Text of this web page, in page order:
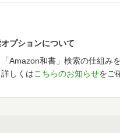
プションについて
Amazon和書」検索の仕組み
しくはこちらのお知らせをご